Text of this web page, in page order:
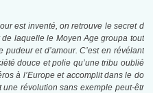
est inventé, on retrouve le secret d
laquelle le Moyen Age groupa tout
et d’amour. C’est en révélant
douce et polie qu’une tribu oublié
à l’Europe et accomplit dans le do
révolution sans exemple peut-êtr